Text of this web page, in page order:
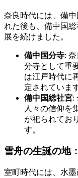
奈良時代には、備
れた後も、備中国
展を続けました。
備中国分寺:
分寺として重
は江戸時代に
定されていま
備中国総社宮:
人々の信仰を
が祀られてお
す。
雪舟の生誕の地
室町時代には、水墨